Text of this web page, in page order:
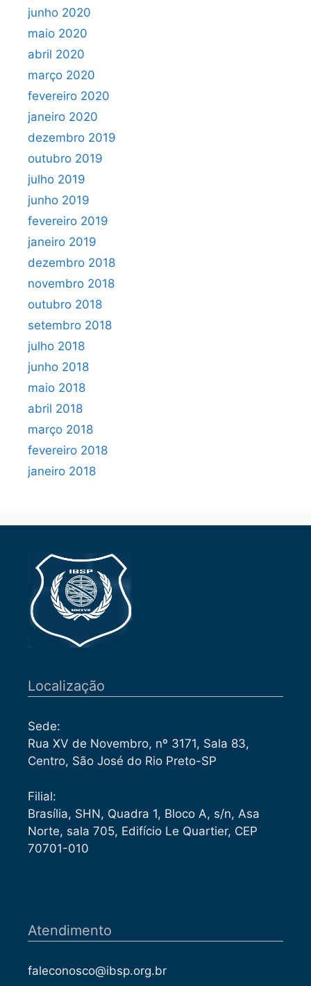
junho 2020
maio 2020
abril 2020
março 2020
fevereiro 2020
janeiro 2020
dezembro 2019
outubro 2019
julho 2019
junho 2019
fevereiro 2019
janeiro 2019
dezembro 2018
novembro 2018
outubro 2018
setembro 2018
julho 2018
junho 2018
maio 2018
abril 2018
março 2018
fevereiro 2018
janeiro 2018
Localização
Sede:
Rua XV de Novembro, nº 3171, Sala 83,
Centro, São José do Rio Preto-SP
Filial:
Brasília, SHN, Quadra 1, Bloco A, s/n, Asa
Norte, sala 705, Edifício Le Quartier, CEP
70701-010
Atendimento
faleconosco@ibsp.org.br